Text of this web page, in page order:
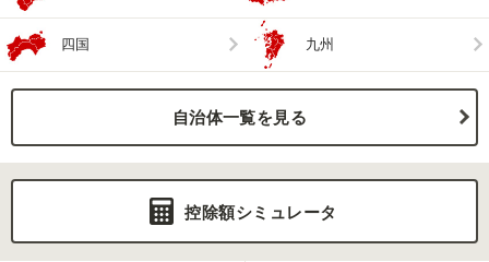
四国 九州
自治体一覧を見る
控除額シミュレータ